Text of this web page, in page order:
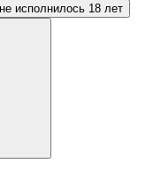
исполнилось 18 лет